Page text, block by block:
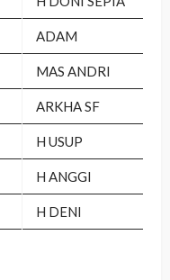
ADAM
MAS ANDRI
ARKHA SF
H USUP
H ANGGI
H DENI